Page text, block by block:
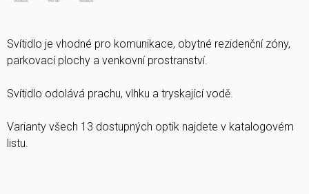
Svítidlo je vhodné pro komunikace, obytné rezidenční zóny,
parkovací plochy a venkovní prostranství.
Svítidlo odolává prachu, vlhku a tryskající vodě.
Varianty všech 13 dostupných optik najdete v katalogovém
listu.